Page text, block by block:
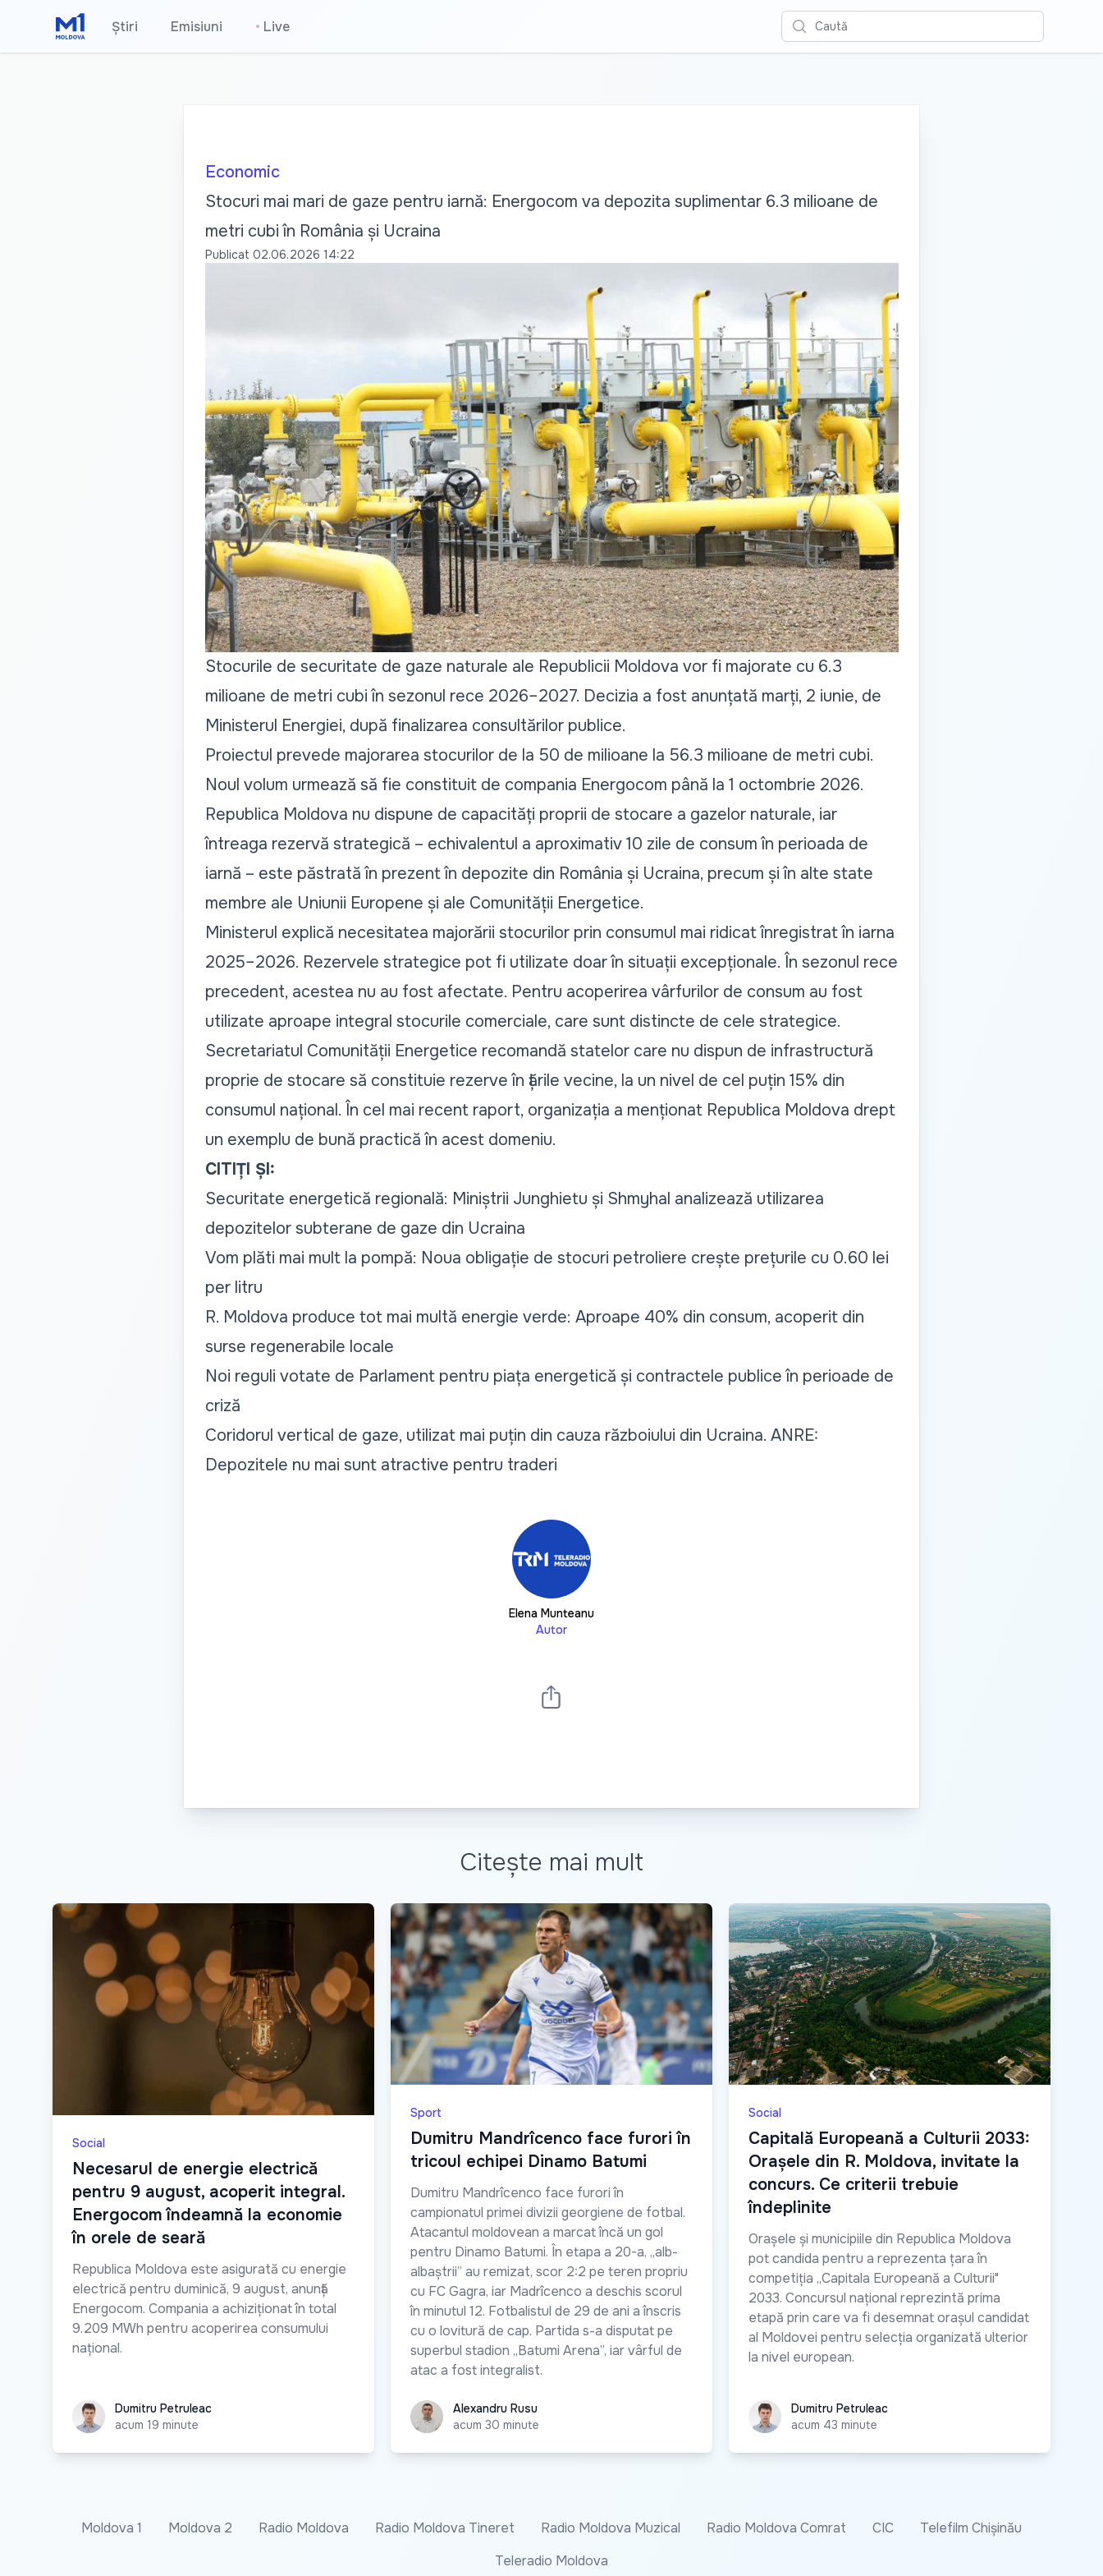
Știri Emisiuni • Live Caută
Economic
Stocuri mai mari de gaze pentru iarnă: Energocom va depozita suplimentar 6.3 milioane de
metri cubi în România și Ucraina
Publicat 02.06.2026 14:22
Stocurile de securitate de gaze naturale ale Republicii Moldova vor fi majorate cu 6.3
milioane de metri cubi în sezonul rece 2026–2027. Decizia a fost anunțată marți, 2 iunie, de
Ministerul Energiei, după finalizarea consultărilor publice.
Proiectul prevede majorarea stocurilor de la 50 de milioane la 56.3 milioane de metri cubi.
Noul volum urmează să fie constituit de compania Energocom până la 1 octombrie 2026.
Republica Moldova nu dispune de capacități proprii de stocare a gazelor naturale, iar
întreaga rezervă strategică – echivalentul a aproximativ 10 zile de consum în perioada de
iarnă – este păstrată în prezent în depozite din România și Ucraina, precum și în alte state
membre ale Uniunii Europene și ale Comunității Energetice.
Ministerul explică necesitatea majorării stocurilor prin consumul mai ridicat înregistrat în iarna
2025–2026. Rezervele strategice pot fi utilizate doar în situații excepționale. În sezonul rece
precedent, acestea nu au fost afectate. Pentru acoperirea vârfurilor de consum au fost
utilizate aproape integral stocurile comerciale, care sunt distincte de cele strategice.
Secretariatul Comunității Energetice recomandă statelor care nu dispun de infrastructură
proprie de stocare să constituie rezerve în țările vecine, la un nivel de cel puțin 15% din
consumul național. În cel mai recent raport, organizația a menționat Republica Moldova drept
un exemplu de bună practică în acest domeniu.
CITIȚI ȘI:
Securitate energetică regională: Miniștrii Junghietu și Shmyhal analizează utilizarea
depozitelor subterane de gaze din Ucraina
Vom plăti mai mult la pompă: Noua obligație de stocuri petroliere crește prețurile cu 0.60 lei
per litru
R. Moldova produce tot mai multă energie verde: Aproape 40% din consum, acoperit din
surse regenerabile locale
Noi reguli votate de Parlament pentru piața energetică și contractele publice în perioade de
criză
Coridorul vertical de gaze, utilizat mai puțin din cauza războiului din Ucraina. ANRE:
Depozitele nu mai sunt atractive pentru traderi
Elena Munteanu
Autor
Citește mai mult
Social
Necesarul de energie electrică
pentru 9 august, acoperit integral.
Energocom îndeamnă la economie
în orele de seară
Republica Moldova este asigurată cu energie
electrică pentru duminică, 9 august, anunță
Energocom. Compania a achiziționat în total
9.209 MWh pentru acoperirea consumului
național.
Dumitru Petruleac
Dumitru Petruleac
acum 19 minute
Sport
Dumitru Mandrîcenco face furori în
tricoul echipei Dinamo Batumi
Dumitru Mandrîcenco face furori în
campionatul primei divizii georgiene de fotbal.
Atacantul moldovean a marcat încă un gol
pentru Dinamo Batumi. În etapa a 20-a, „alb-
albaștrii” au remizat, scor 2:2 pe teren propriu
cu FC Gagra, iar Madrîcenco a deschis scorul
în minutul 12. Fotbalistul de 29 de ani a înscris
cu o lovitură de cap. Partida s-a disputat pe
superbul stadion „Batumi Arena”, iar vârful de
atac a fost integralist.
Alexandru Rusu
Alexandru Rusu
acum 30 minute
Social
Capitală Europeană a Culturii 2033:
Orașele din R. Moldova, invitate la
concurs. Ce criterii trebuie
îndeplinite
Orașele și municipiile din Republica Moldova
pot candida pentru a reprezenta țara în
competiția „Capitala Europeană a Culturii"
2033. Concursul național reprezintă prima
etapă prin care va fi desemnat orașul candidat
al Moldovei pentru selecția organizată ulterior
la nivel european.
Dumitru Petruleac
Dumitru Petruleac
acum 43 minute
Moldova 1 Moldova 2 Radio Moldova Radio Moldova Tineret Radio Moldova Muzical Radio Moldova Comrat CIC
Telefilm Chișinău
Teleradio Moldova